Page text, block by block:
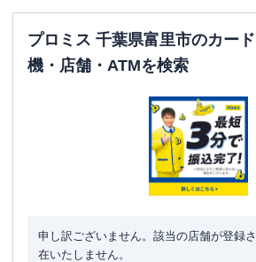
プロミス 千葉県富里市のカー
機・店舗・ATMを検索
申し訳ございません。該当の店舗が登録
在いたしません。